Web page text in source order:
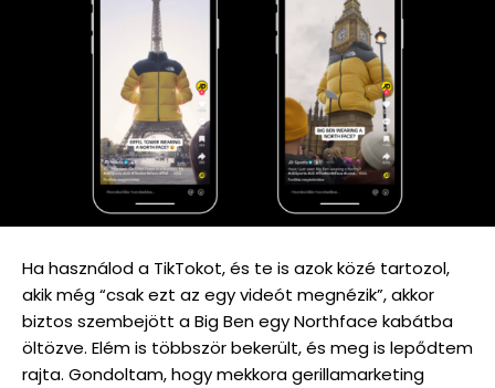
Ha használod a TikTokot, és te is azok közé tartozol,
akik még “csak ezt az egy videót megnézik”, akkor
biztos szembejött a Big Ben egy Northface kabátba
öltözve. Elém is többször bekerült, és meg is lepődtem
rajta. Gondoltam, hogy mekkora gerillamarketing